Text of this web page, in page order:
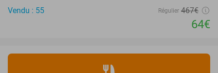
Vendu : 55
Régulier 467€
64€